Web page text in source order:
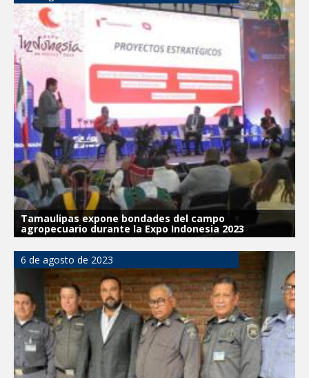
Tamaulipas expone bondades del campo
agropecuario durante la Expo Indonesia 2023
6 de agosto de 2023